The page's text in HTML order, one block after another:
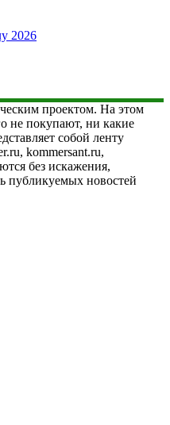
2026
проектом. На этом
не покупают, ни какие
собой ленту
kommersant.ru,
без искажения,
публикуемых новостей